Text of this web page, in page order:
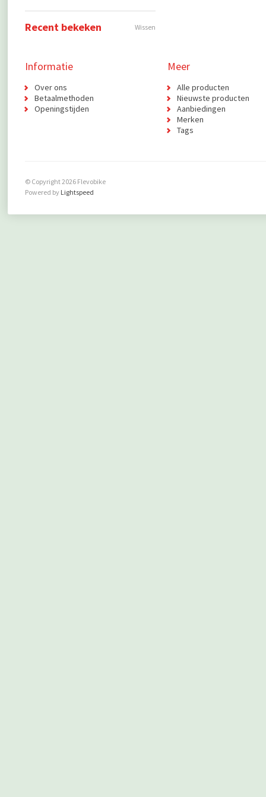
Recent bekeken Wissen
Informatie
Over ons
Betaalmethoden
Openingstijden
Meer
Alle producten
Nieuwste producten
Aanbiedingen
Merken
Tags
© Copyright 2026 Flevobike
Powered by Lightspeed